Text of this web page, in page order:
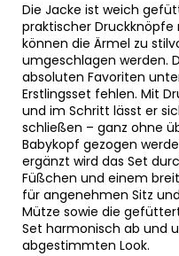
Die Jacke ist weich
praktischer Druckknöpfe
können die Ärmel zu
umgeschlagen werden.
absoluten Favoriten
Erstlingsset fehlen. Mit
und im Schritt lässt er
schließen – ganz ohne
Babykopf gezogen
ergänzt wird das Set
Füßchen und einem
für angenehmen Sitz
Mütze sowie die
Set harmonisch ab und
abgestimmten Look.